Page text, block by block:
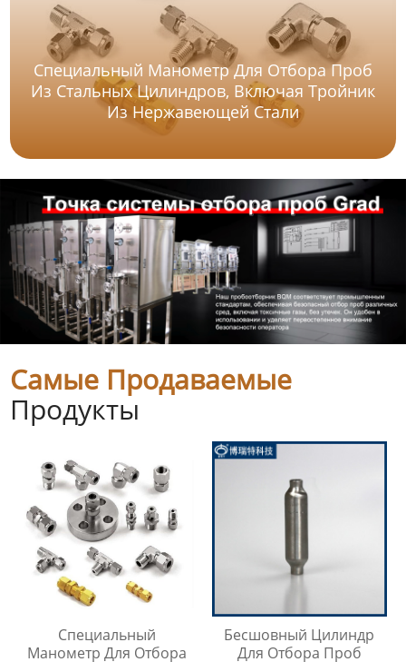
Специальный Манометр Для Отбора Проб
Из Стальных Цилиндров, Включая Тройник
Из Нержавеющей Стали
Самые Продаваемые
Продукты
Специальный
Манометр Для Отбора
Бесшовный Цилиндр
Для Отбора Проб